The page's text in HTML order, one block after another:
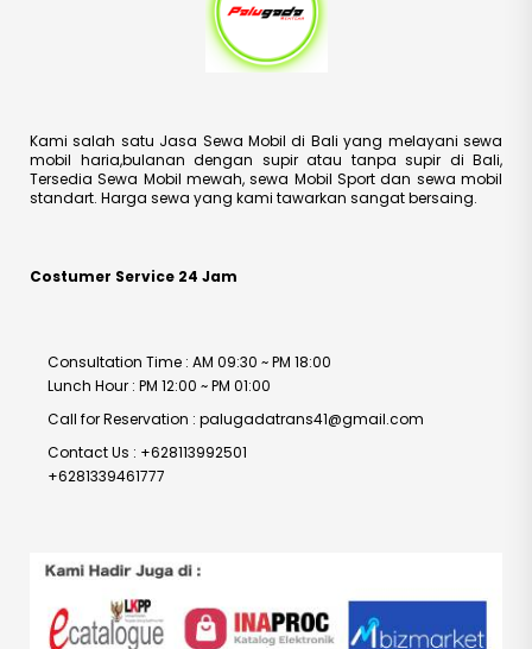
Kami salah satu Jasa Sewa Mobil di Bali yang melayani sewa
mobil haria,bulanan dengan supir atau tanpa supir di Bali,
Tersedia Sewa Mobil mewah, sewa Mobil Sport dan sewa mobil
standart. Harga sewa yang kami tawarkan sangat bersaing.
Costumer Service 24 Jam
Consultation Time : AM 09:30 ~ PM 18:00
Lunch Hour : PM 12:00 ~ PM 01:00
Call for Reservation : palugadatrans41@gmail.com
Contact Us : +628113992501
+6281339461777